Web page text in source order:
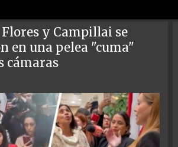
Flores y Campillai se
en una pelea "cuma"
cámaras